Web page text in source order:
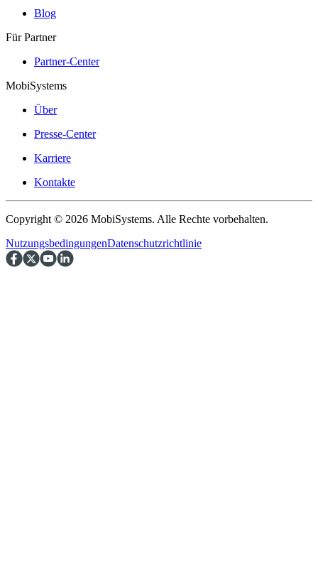
Blog
Für Partner
Partner-Center
MobiSystems
Über
Presse-Center
Karriere
Kontakte
Copyright © 2026 MobiSystems. Alle Rechte vorbehalten.
NutzungsbedingungenDatenschutzrichtlinie